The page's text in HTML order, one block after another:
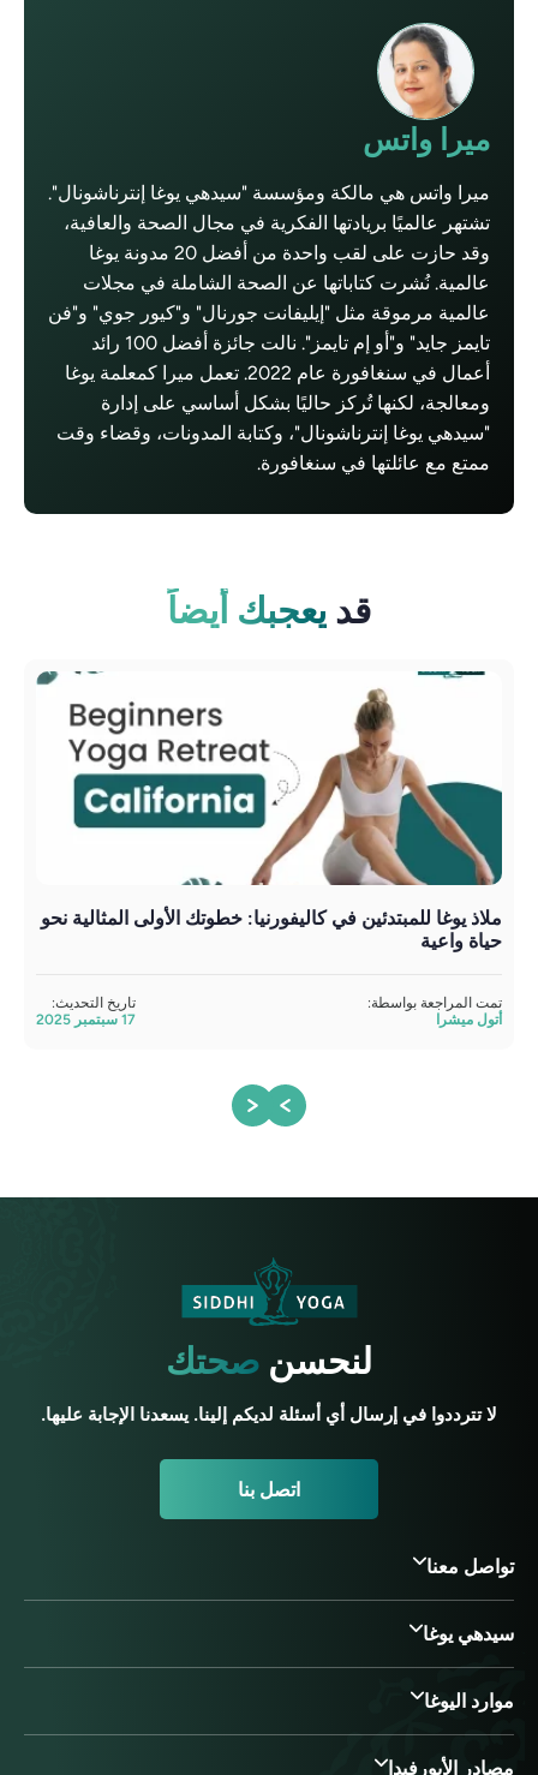
ميرا واتس
ميرا واتس هي مالكة ومؤسسة "سيدهي يوغا إنترناشونال".
تشتهر عالميًا بريادتها الفكرية في مجال الصحة والعافية،
وقد حازت على لقب واحدة من أفضل 20 مدونة يوغا
عالمية. نُشرت كتاباتها عن الصحة الشاملة في مجلات
عالمية مرموقة مثل "إيليفانت جورنال" و"كيور جوي" و"فن
تايمز جايد" و"أو إم تايمز". نالت جائزة أفضل 100 رائد
أعمال في سنغافورة عام 2022. تعمل ميرا كمعلمة يوغا
ومعالجة، لكنها تُركز حاليًا بشكل أساسي على إدارة
"سيدهي يوغا إنترناشونال"، وكتابة المدونات، وقضاء وقت
ممتع مع عائلتها في سنغافورة.
قديعجبك أيضاً
ملاذ يوغا للمبتدئين في كاليفورنيا: خطوتك الأولى المثالية نحو
حياة واعية
تمت المراجعة بواسطة:
أتول ميشرا
تاريخ التحديث:
17 سبتمبر 2025
لنحسنصحتك
لا تترددوا في إرسال أي أسئلة لديكم إلينا. يسعدنا الإجابة عليها.
اتصل بنا
تواصل معنا
سيدهي يوغا
موارد اليوغا
مصادر الأيورفيدا